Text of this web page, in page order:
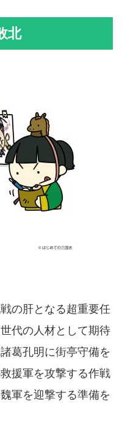
北
の肝となる超重要任
代の人材として期待
葛孔明に街亭守備を
援軍を攻撃する作戦
軍を迎撃する準備を